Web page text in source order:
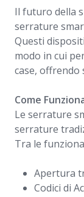
Il futuro della
serrature
Questi
modo in cui
case, offrendo
Come
Le serrature
serrature
Tra le
Apertura
Codici di